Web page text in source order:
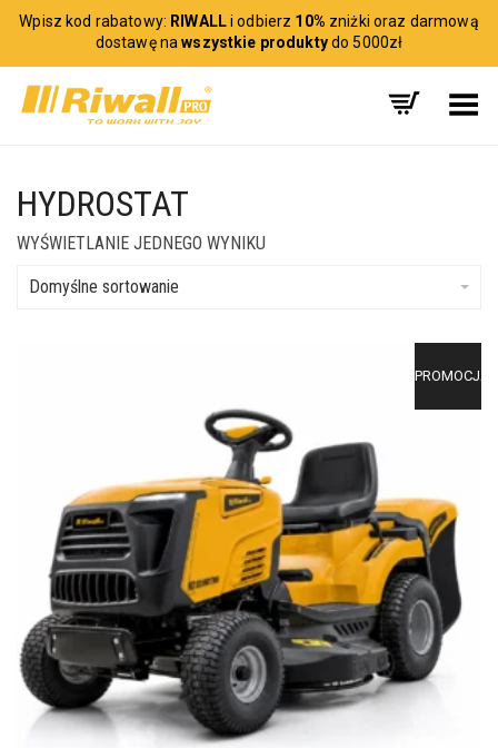
Wpisz kod rabatowy: RIWALLi odbierz 10% zniżki oraz darmową
dostawę nawszystkie produktydo 5000zł
Toggle Menu
HYDROSTAT
WYŚWIETLANIE JEDNEGO WYNIKU
Domyślne sortowanie
PROMOCJA!